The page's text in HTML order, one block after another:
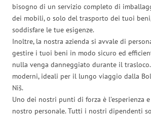
bisogno di un servizio completo di
dei mobili, o solo del trasporto dei tuoi
soddisfare le tue esigenze.
Inoltre, la nostra azienda si avvale di
gestire i tuoi beni in modo sicuro ed
nulla venga danneggiato durante il
moderni, ideali per il lungo viaggio dalla
Niš.
Uno dei nostri punti di forza è l’esperienza
nostro personale. Tutti i nostri dipendenti